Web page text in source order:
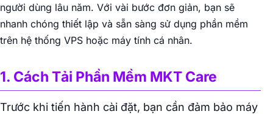
người dùng lâu năm. Với vài bước đơn giản, bạn sẽ
nhanh chóng thiết lập và sẵn sàng sử dụng phần mềm
trên hệ thống VPS hoặc máy tính cá nhân.
1. Cách Tải Phần Mềm MKT Care
Trước khi tiến hành cài đặt, bạn cần đảm bảo máy